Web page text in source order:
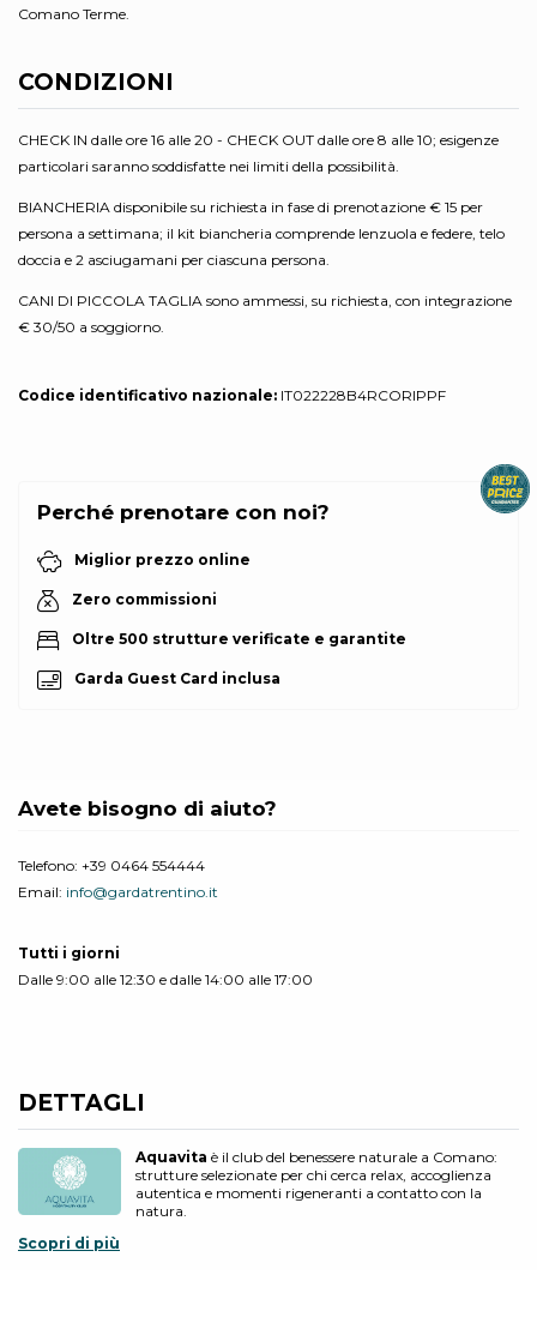
Comano Terme.
CONDIZIONI
CHECK IN dalle ore 16 alle 20 - CHECK OUT dalle ore 8 alle 10; esigenze
particolari saranno soddisfatte nei limiti della possibilità.
BIANCHERIA disponibile su richiesta in fase di prenotazione € 15 per
persona a settimana; il kit biancheria comprende lenzuola e federe, telo
doccia e 2 asciugamani per ciascuna persona.
CANI DI PICCOLA TAGLIA sono ammessi, su richiesta, con integrazione
€ 30/50 a soggiorno.
Codice identificativo nazionale: IT022228B4RCORIPPF
Perché prenotare con noi?
Miglior prezzo online
Zero commissioni
Oltre 500 strutture verificate e garantite
Garda Guest Card inclusa
Avete bisogno di aiuto?
Telefono: +39 0464 554444
Email: info@gardatrentino.it
Tutti i giorni
Dalle 9:00 alle 12:30 e dalle 14:00 alle 17:00
DETTAGLI
Aquavita è il club del benessere naturale a Comano:
strutture selezionate per chi cerca relax, accoglienza
autentica e momenti rigeneranti a contatto con la
natura.
Scopri di più